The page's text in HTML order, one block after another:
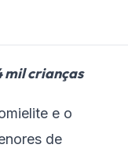
mil crianças
e o
de